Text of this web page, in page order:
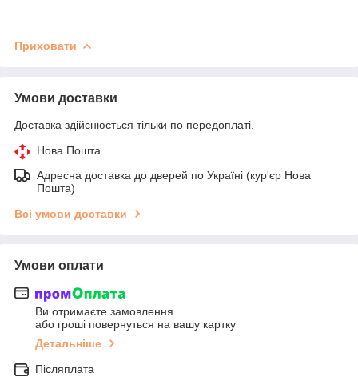
Приховати
Умови доставки
Доставка здійснюється тільки по передоплаті.
Нова Пошта
Адресна доставка до дверей по Україні (кур'єр Нова
Пошта)
Всі умови доставки
Умови оплати
Ви отримаєте замовлення
або гроші повернуться на вашу картку
Детальніше
Післяплата